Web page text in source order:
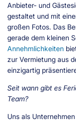
Anbieter- und
gestaltet und mit
großen Fotos. Das
gerade dem kleinen
Annehmlichkeiten
zur Vermietung aus
einzigartig
Seit wann gibt es
Team?
Uns als